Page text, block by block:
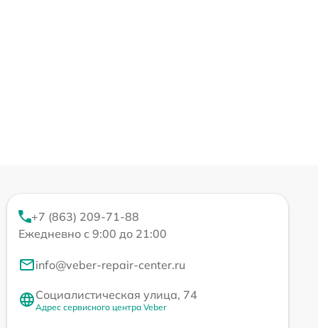
+7 (863) 209-71-88
Ежедневно с 9:00 до 21:00
info@veber-repair-center.ru
Социалистическая улица, 74
Адрес сервисного центра Veber